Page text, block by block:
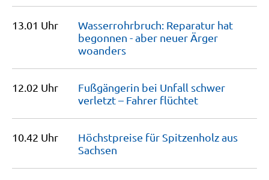
13.01 Uhr
Wasserrohrbruch: Reparatur hat
begonnen - aber neuer Ärger
woanders
12.02 Uhr
Fußgängerin bei Unfall schwer
verletzt – Fahrer flüchtet
10.42 Uhr
Höchstpreise für Spitzenholz aus
Sachsen